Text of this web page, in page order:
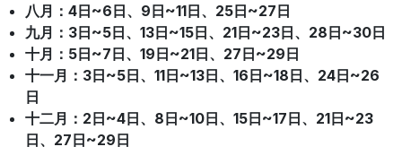
八月：4日~6日、9日~11日、25日~27日
九月：3日~5日、13日~15日、21日~23日、28日~30日
十月 ：5日~7日、19日~21日、27日~29日
十一月 ：3日~5日、11日~13日、16日~18日、24日~26
日
十二月 ：2日~4日、8日~10日、15日~17日、21日~23
日、27日~29日